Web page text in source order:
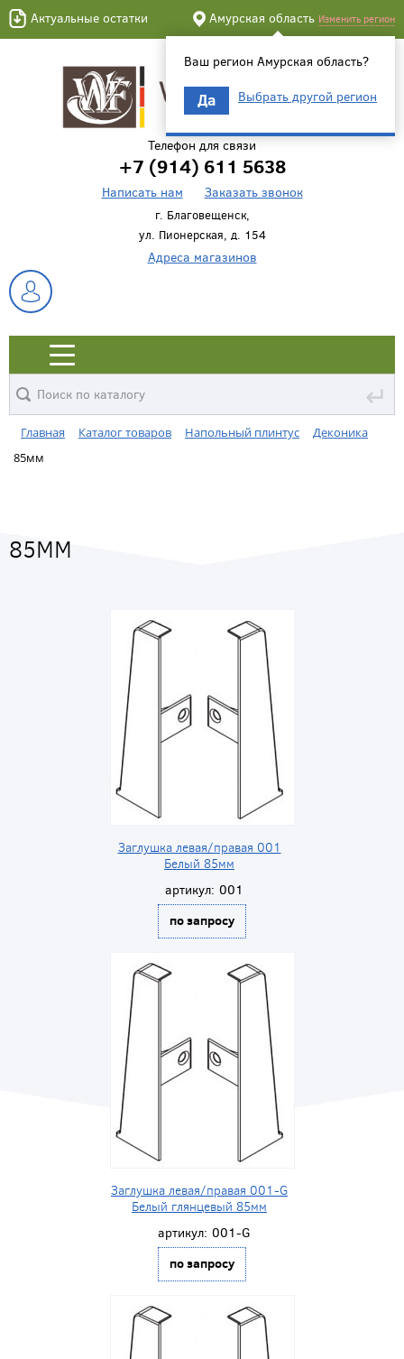
Актуальные остатки Амурская область Изменить регион
Ваш регион Амурская область?
Да Выбрать другой регион
Телефон для связи
+7 (914) 611 5638
Написать нам Заказать звонок
г. Благовещенск,
ул. Пионерская, д. 154
Адреса магазинов
↵
Главная Каталог товаров Напольный плинтус
Деконика
85мм
85ММ
Заглушка левая/правая 001
Белый 85мм
артикул: 001
по запросу
Заглушка левая/правая 001-G
Белый глянцевый 85мм
артикул: 001-G
по запросу